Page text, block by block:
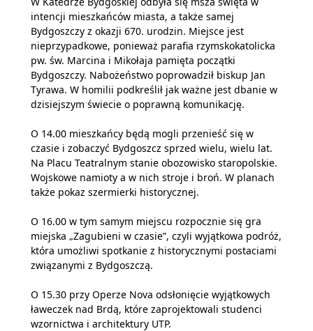
intencji mieszkańców miasta, a także samej
Bydgoszczy z okazji 670. urodzin. Miejsce jest
nieprzypadkowe, ponieważ parafia rzymskokatolicka
pw. św. Marcina i Mikołaja pamięta początki
Bydgoszczy. Nabożeństwo poprowadził biskup Jan
Tyrawa. W homilii podkreślił jak ważne jest dbanie w
dzisiejszym świecie o poprawną komunikację.
O 14.00 mieszkańcy będą mogli przenieść się w
czasie i zobaczyć Bydgoszcz sprzed wielu, wielu lat.
Na Placu Teatralnym stanie obozowisko staropolskie.
Wojskowe namioty a w nich stroje i broń. W planach
także pokaz szermierki historycznej.
O 16.00 w tym samym miejscu rozpocznie się gra
miejska „Zagubieni w czasie”, czyli wyjątkowa podróż,
która umożliwi spotkanie z historycznymi postaciami
związanymi z Bydgoszczą.
O 15.30 przy Operze Nova odsłonięcie wyjątkowych
ławeczek nad Brdą, które zaprojektowali studenci
wzornictwa i architektury UTP.